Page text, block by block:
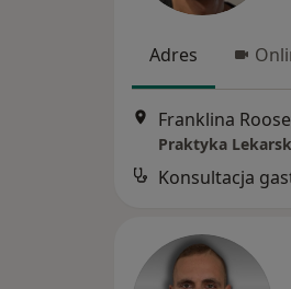
Adres
Franklina
Praktyka
Konsultacja